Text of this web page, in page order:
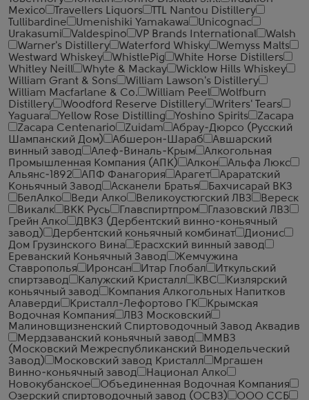
Mexico
Travellers Liquors
TTL Nantou Distillery
Tullibardine
Umenishiki Yamakawa
Unicognac
Urakasumi
Valdespino VP Brands International
Walsh
Warner's Distillery
Waterford Whisky
Wemyss Malts
Westward Whiskey
WhistlePig
White Horse Distillers
Whitley Neill
Whyte & Mackay
Wicklow Hills Whiskey
William Grant & Sons
William Lawson's Distillery
William Macfarlane & Co.
William Peel
Wolfburn
Distillery
Woodford Reserve Distillery
Writers' Tears
Yaguara
Yellow Rose Distilling Yoshino Spirits
Zacapa
Zacapa Centenario
Zuidam
Абрау-Дюрсо (Русский
Шампанский Дом)
Абшерон-Шараб
Авшарский
винный завод
Алеф-Виналь-Крым
Алкогольная
Промышленная Компания (АПК)
Алкон
Альфа Люкс
Альянс-1892
АПФ Фанагория Арагет
Араратский
Коньячный Завод
Асканели Братья
Бахчисарай ВКЗ
БелАлко
Веди Алко Великоустюгский ЛВЗ
Вереск
Викалк
ВКК Русь Главспиртпром
Глазовский ЛВЗ
Грейн Алко
ДВКЗ (Дербентский винно-коньячный
завод)
Дербентский коньячный комбинат
Дионис
Дом Грузинского Вина
Ерасхский винный завод
Ереванский Коньячный Завод
Жемчужина
Ставрополья
Иронсан Итар Глобал
Иткульский
спиртзавод
Калужский Кристалл КВС
Кизлярский
коньячный завод
Компания Алкогольных Напитков
Алаверди
Кристалл-Лефортово ГК
Крымская
Водочная Компания
ЛВЗ Московский
Малиновщизненский Спиртоводочный Завод Аквадив
Мердзаванский коньячный завод
ММВЗ
(Московский Межреспубликанский Винодельческий
Завод)
Московский завод Кристалл
Мргашен
Винно-коньячный завод
Национал Алко
Новокубанское
Объединенная Водочная Компания
Озерский спиртоводочный завод (ОСВЗ)
ООО ССБ